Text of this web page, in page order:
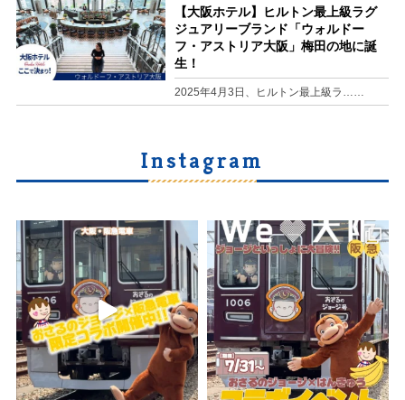
【大阪ホテル】ヒルトン最上級ラグ
ジュアリーブランド「ウォルドー
フ・アストリア大阪」梅田の地に誕
生！
2025年4月3日、ヒルトン最上級ラ……
Instagram